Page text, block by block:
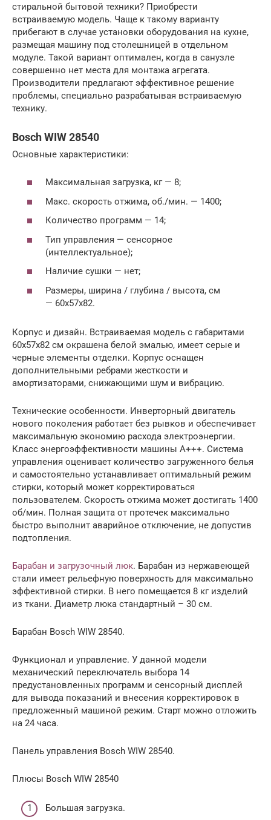
стиральной бытовой техники? Приобрести
встраиваемую модель. Чаще к такому варианту
прибегают в случае установки оборудования на кухне,
размещая машину под столешницей в отдельном
модуле. Такой вариант оптимален, когда в санузле
совершенно нет места для монтажа агрегата.
Производители предлагают эффективное решение
проблемы, специально разрабатывая встраиваемую
технику.
Bosch WIW 28540
Основные характеристики:
Максимальная загрузка, кг — 8;
Макс. скорость отжима, об./мин. — 1400;
Количество программ — 14;
Тип управления — сенсорное
(интеллектуальное);
Наличие сушки — нет;
Размеры, ширина / глубина / высота, см
— 60х57х82.
Корпус и дизайн. Встраиваемая модель с габаритами
60х57х82 см окрашена белой эмалью, имеет серые и
черные элементы отделки. Корпус оснащен
дополнительными ребрами жесткости и
амортизаторами, снижающими шум и вибрацию.
Технические особенности. Инверторный двигатель
нового поколения работает без рывков и обеспечивает
максимальную экономию расхода электроэнергии.
Класс энергоэффективности машины А+++. Система
управления оценивает количество загруженного белья
и самостоятельно устанавливает оптимальный режим
стирки, который может корректироваться
пользователем. Скорость отжима может достигать 1400
об/мин. Полная защита от протечек максимально
быстро выполнит аварийное отключение, не допустив
подтопления.
Барабан и загрузочный люк. Барабан из нержавеющей
стали имеет рельефную поверхность для максимально
эффективной стирки. В него помещается 8 кг изделий
из ткани. Диаметр люка стандартный – 30 см.
Барабан Bosch WIW 28540.
Функционал и управление. У данной модели
механический переключатель выбора 14
предустановленных программ и сенсорный дисплей
для вывода показаний и внесения корректировок в
предложенный машиной режим. Старт можно отложить
на 24 часа.
Панель управления Bosch WIW 28540.
Плюсы Bosch WIW 28540
Большая загрузка.